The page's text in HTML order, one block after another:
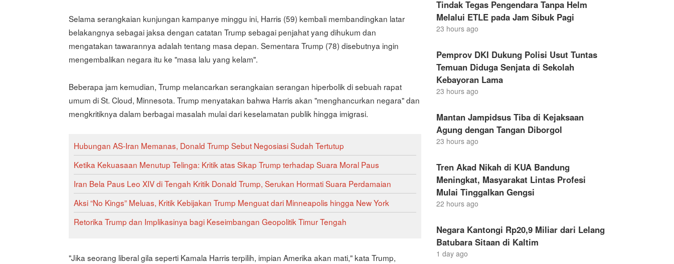
Selama serangkaian kunjungan kampanye minggu ini, Harris (59) kembali membandingkan latar
belakangnya sebagai jaksa dengan catatan Trump sebagai penjahat yang dihukum dan
mengatakan tawarannya adalah tentang masa depan. Sementara Trump (78) disebutnya ingin
mengembalikan negara itu ke "masa lalu yang kelam".
Beberapa jam kemudian, Trump melancarkan serangkaian serangan hiperbolik di sebuah rapat
umum di St. Cloud, Minnesota. Trump menyatakan bahwa Harris akan "menghancurkan negara" dan
mengkritiknya dalam berbagai masalah mulai dari keselamatan publik hingga imigrasi.
Hubungan AS-Iran Memanas, Donald Trump Sebut Negosiasi Sudah Tertutup
Ketika Kekuasaan Menutup Telinga: Kritik atas Sikap Trump terhadap Suara Moral Paus
Iran Bela Paus Leo XIV di Tengah Kritik Donald Trump, Serukan Hormati Suara Perdamaian
Aksi “No Kings” Meluas, Kritik Kebijakan Trump Menguat dari Minneapolis hingga New York
Retorika Trump dan Implikasinya bagi Keseimbangan Geopolitik Timur Tengah
"Jika seorang liberal gila seperti Kamala Harris terpilih, impian Amerika akan mati," kata Trump,
Tindak Tegas Pengendara Tanpa Helm
Melalui ETLE pada Jam Sibuk Pagi
23 hours ago
Pemprov DKI Dukung Polisi Usut Tuntas
Temuan Diduga Senjata di Sekolah
Kebayoran Lama
23 hours ago
Mantan Jampidsus Tiba di Kejaksaan
Agung dengan Tangan Diborgol
23 hours ago
Tren Akad Nikah di KUA Bandung
Meningkat, Masyarakat Lintas Profesi
Mulai Tinggalkan Gengsi
22 hours ago
Negara Kantongi Rp20,9 Miliar dari Lelang
Batubara Sitaan di Kaltim
1 day ago